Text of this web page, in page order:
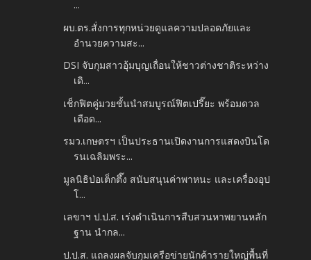
...
ผบ.ตร.สั่งการทุกหน่วยดูแลความปลอดภัยและ
อำนวยความสะ...
DSI จับกุมสาวอุ้มบุญเถื่อนให้ชาวต่างชาติระหว่าง
เดิ...
เช็กฟิตคู่มวยชั้นนำสมบูรณ์ฟิตเปรี๊ยะ พร้อมดวล
เดือด...
รมว.เกษตรฯ เป็นประธานเปิดงานการแสดงบินโด
รนเฉลิมพระ...
มูลนิธิป่อเต็กตึ๊ง สนับสนุนค่าพาหนะ และเครื่องอุป
โ...
เลขาฯ ป.ป.ส. เร่งดำเนินการสืบสวนหาพยานหลัก
ฐาน นำกล...
ป.ป.ส. แถลงผลจับกุมเครือข่ายนักค้ารายใหญ่พื้นที่